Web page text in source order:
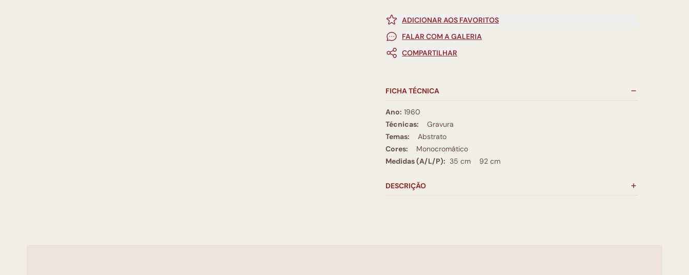
ADICIONAR AOS FAVORITOS
FALAR COM A GALERIA
COMPARTILHAR
FICHA TÉCNICA
Ano: 1960
Técnicas:
Gravura
Temas:
Abstrato
Cores:
Monocromático
Medidas (A/L/P): 35 cm 92 cm
DESCRIÇÃO